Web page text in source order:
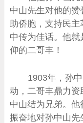
中山先生对他的
助侨胞，支持民主
中传为佳话。他
仰的二哥丰！
1903年，孙
动，二哥丰鼎力
中山结为兄弟。他
振奋地对孙中山先